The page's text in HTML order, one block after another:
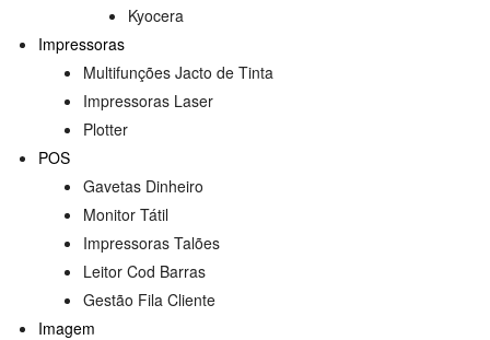
Kyocera
Impressoras
Multifunções Jacto de Tinta
Impressoras Laser
Plotter
POS
Gavetas Dinheiro
Monitor Tátil
Impressoras Talões
Leitor Cod Barras
Gestão Fila Cliente
Imagem